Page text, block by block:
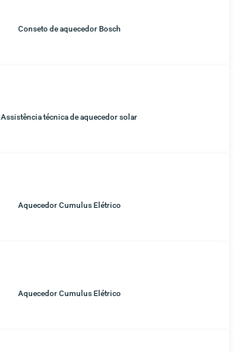
Conseto de aquecedor Bosch
Assistência técnica de aquecedor solar
Aquecedor Cumulus Elétrico
Aquecedor Cumulus Elétrico